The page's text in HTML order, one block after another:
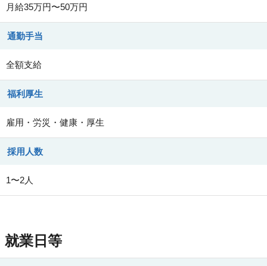
月給35万円〜50万円
通勤手当
全額支給
福利厚生
雇用・労災・健康・厚生
採用人数
1〜2人
就業日等